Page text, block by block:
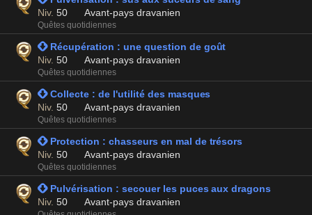
Niv. 50 Avant-pays dravanien
Quêtes quotidiennes
 Récupération : une question de goût
Niv. 50 Avant-pays dravanien
Quêtes quotidiennes
 Collecte : de l'utilité des masques
Niv. 50 Avant-pays dravanien
Quêtes quotidiennes
 Protection : chasseurs en mal de trésors
Niv. 50 Avant-pays dravanien
Quêtes quotidiennes
 Pulvérisation : secouer les puces aux dragons
Niv. 50 Avant-pays dravanien